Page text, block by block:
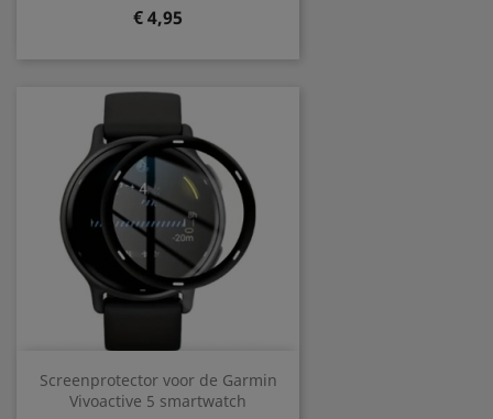
Prijs
€ 4,95
Screenprotector voor de Garmin
Vivoactive 5 smartwatch